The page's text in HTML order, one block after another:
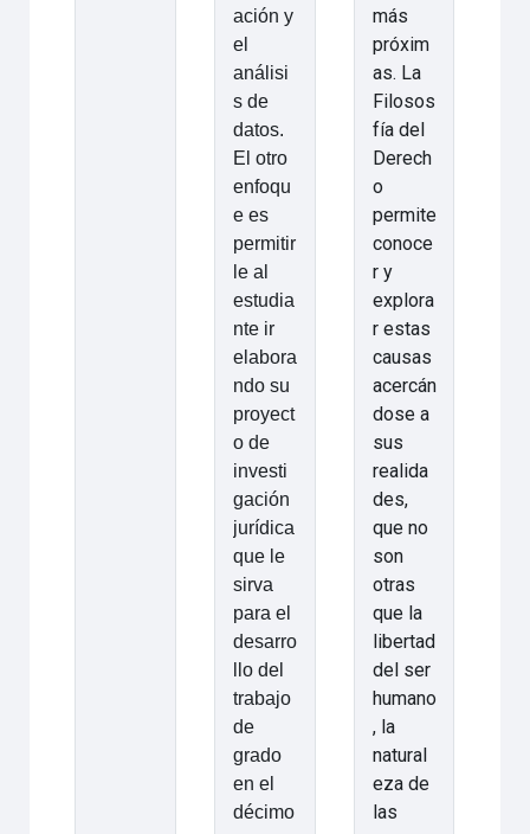
ación y
el
análisi
s de
datos.
El otro
enfoqu
e es
permitir
le al
estudia
nte ir
elabora
ndo su
proyect
o de
investi
gación
jurídica
que le
sirva
para el
desarro
llo del
trabajo
de
grado
en el
décimo
más
próxim
as. La
Filosos
fía del
Derech
o
permite
conoce
r y
explora
r estas
causas
acercán
dose a
sus
realida
des,
que no
son
otras
que la
libertad
del ser
humano
, la
natural
eza de
las